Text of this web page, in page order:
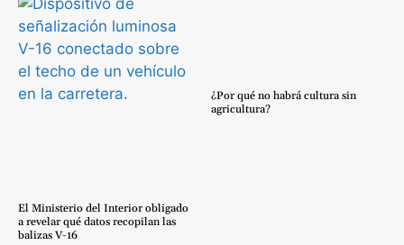
El Ministerio del Interior obligado
a revelar qué datos recopilan las
balizas V-16
¿Por qué no habrá cultura sin
agricultura?